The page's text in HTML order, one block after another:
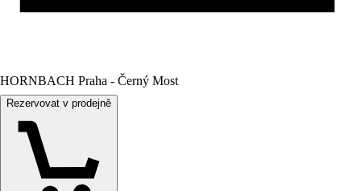
HORNBACH Praha - Černý Most
Rezervovat v prodejně